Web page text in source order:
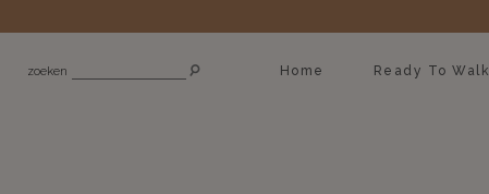
zoeken Home Ready To Walk